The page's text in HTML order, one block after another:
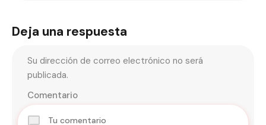
Deja una respuesta
Su dirección de correo electrónico no será
publicada.
Comentario